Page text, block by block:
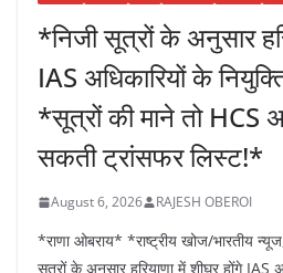
*निजी सूत्रों के अनुसार
IAS अधिकारियों के
*सूत्रों की माने तो HCS
सकती ट्रांसफर लिस्ट!*
August 6, 2026 RAJESH OBEROI
*राणा ओबराय* *राष्ट्रीय खोज/भारतीय
सूत्रों के अनुसार हरियाणा में शीघ्र होंगे IAS